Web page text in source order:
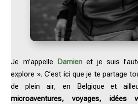
Je m’appelle Damien et je suis
explore ». C’est ici que je te partage
de plein air, en Belgique et
microaventures, voyages, idées